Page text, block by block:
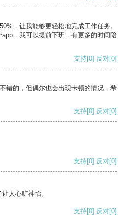
，让我能够更轻松地完成工作任务。
，我可以提前下班，有更多的时间陪
支持[0] 反对[0]
错的，但偶尔也会出现卡顿的情况，希
支持[0] 反对[0]
支持[0] 反对[0]
人心旷神怡。
支持[0] 反对[0]